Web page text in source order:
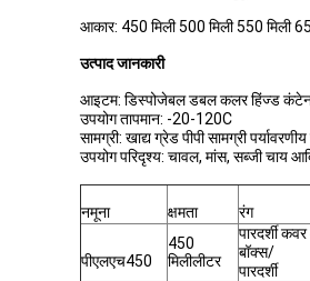
आकार: 450 मिली 500 मिली 550 मिली
उत्पादजानकारी
आइटम: डिस्पोजेबल डबल कलर हिंज्ड
उपयोग तापमान: -20-120C
सामग्री: खाद्य ग्रेड पीपी सामग्री
उपयोग परिदृश्य: चावल, मांस, सब्जी चाय
नमूना क्षमता रंग
पीएलएच450
450
मिलीलीटर
पारदर्शी
बॉक्स/
पारदर्शी